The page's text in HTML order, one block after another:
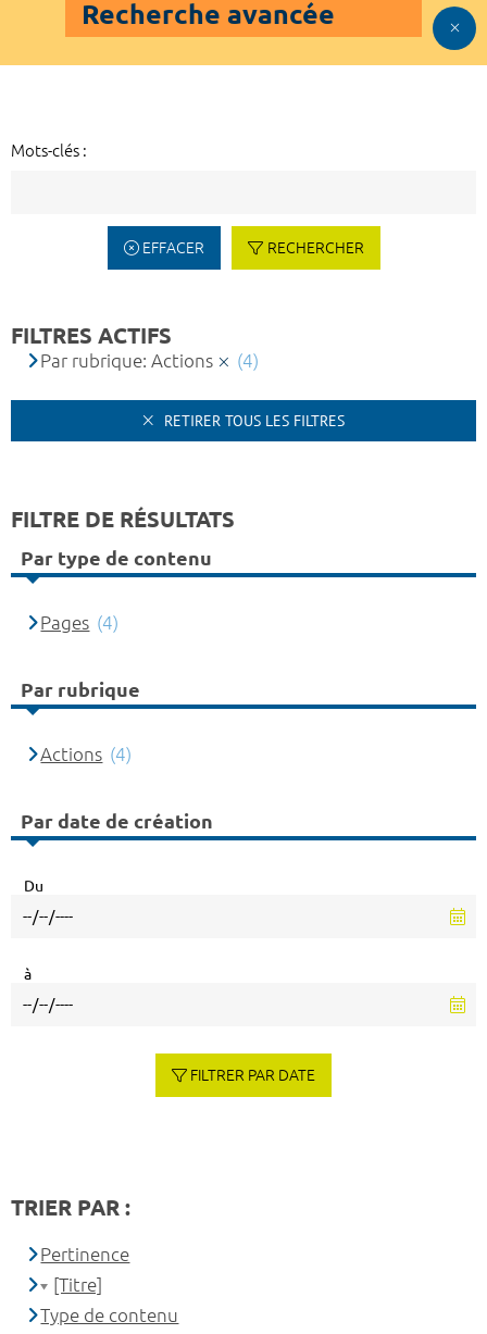
Recherche avancée
Mots-clés :
EFFACER RECHERCHER
FILTRES ACTIFS
Par rubrique: Actions (4)
RETIRER TOUS LES FILTRES
FILTRE DE RÉSULTATS
Par type de contenu
Pages (4)
Par rubrique
Actions (4)
Par date de création
Du
à
FILTRER PAR DATE
TRIER PAR :
Pertinence
[Titre]
Type de contenu